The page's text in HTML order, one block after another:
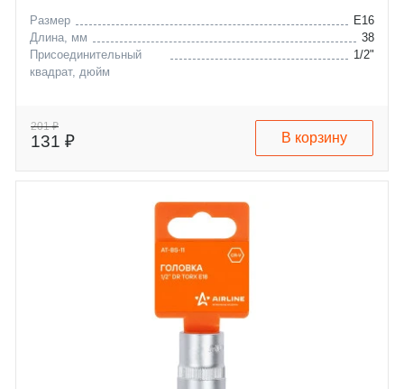
Размер
E16
Длина, мм
38
Присоединительный
квадрат, дюйм
1/2"
201 ₽
131 ₽ В корзину